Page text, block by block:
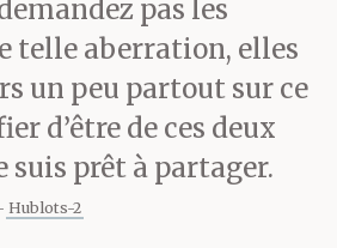
se font
les saillies
de jazz
soliste
pas les
telle aberration, elles
un peu partout sur ce
d’être de ces deux
suis prêt à partager.
Hublots-2